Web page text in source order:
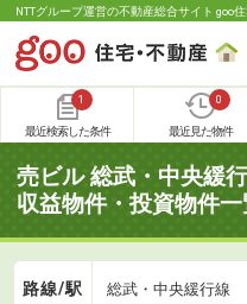
NTTグループ運営の不動産総合サイト goo
1
最近検索した条件
0
最近見た物件
売ビル 総武・中央緩
収益物件・投資物件
路線/駅 総武・中央緩行線